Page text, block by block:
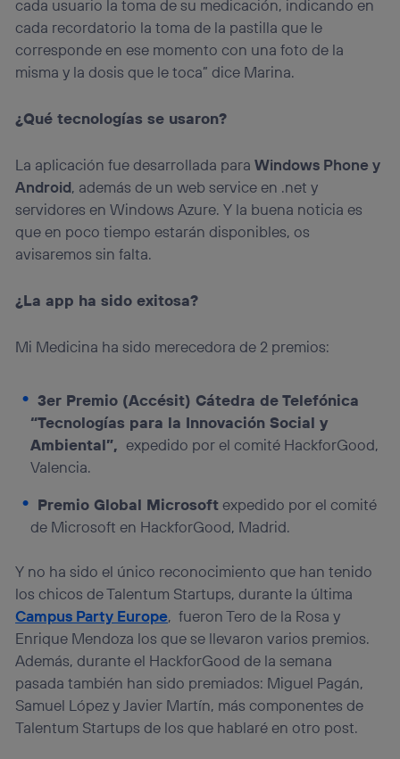
cada usuario la toma de su medicación, indicando en
cada recordatorio la toma de la pastilla que le
corresponde en ese momento con una foto de la
misma y la dosis que le toca” dice Marina.
¿Qué tecnologías se usaron?
La aplicación fue desarrollada paraWindows Phone y
Android, además de un web service en .net y
servidores en Windows Azure. Y la buena noticia es
que en poco tiempo estarán disponibles, os
avisaremos sin falta.
¿La app ha sido exitosa?
Mi Medicina ha sido merecedora de 2 premios:
3er Premio (Accésit) Cátedra de Telefónica
“Tecnologías para la Innovación Social y
Ambiental”, expedido por el comité HackforGood,
Valencia.
Premio Global Microsoftexpedido por el comité
de Microsoft en HackforGood, Madrid.
Y no ha sido el único reconocimiento que han tenido
los chicos de Talentum Startups, durante la última
Campus Party Europe, fueron Tero de la Rosa y
Enrique Mendoza los que se llevaron varios premios.
Además, durante el HackforGood de la semana
pasada también han sido premiados: Miguel Pagán,
Samuel López y Javier Martín, más componentes de
Talentum Startups de los que hablaré en otro post.